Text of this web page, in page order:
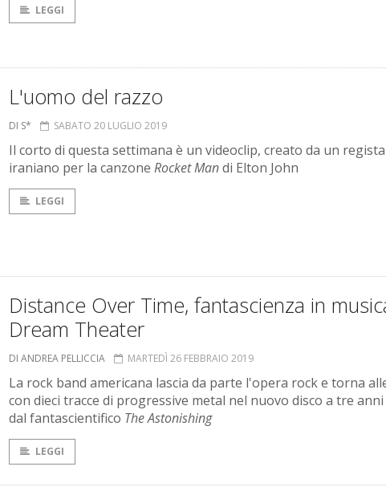
LEGGI
L'uomo del razzo
DI S* SABATO 20 LUGLIO 2019
Il corto di questa settimana è un videoclip, creato da un
iraniano per la canzone Rocket Mandi Elton John
LEGGI
Distance Over Time, fantascienza in
Dream Theater
DI ANDREA PELLICCIA MARTEDÌ 26 FEBBRAIO 2019
La rock band americana lascia da parte l'opera rock e torna
con dieci tracce di progressive metal nel nuovo disco a tre
dal fantascientifico The Astonishing
LEGGI